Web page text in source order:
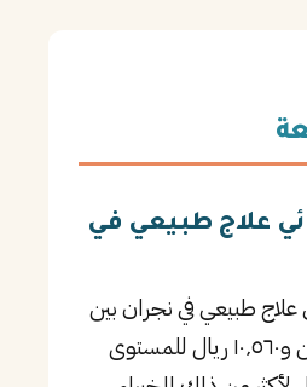
علاج طبيعي في
علاج طبيعي في نجران بين
٦٬١٦٠ ريال للمبتدئين و١٠٬٥٦٠ ريال للمستوى